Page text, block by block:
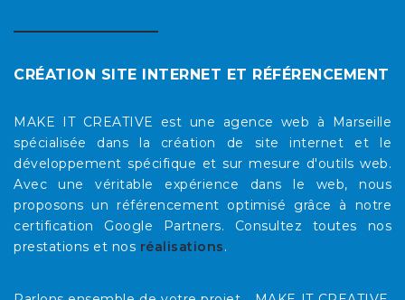
CRÉATION SITE INTERNET ET RÉFÉRENCEMENT
MAKE IT CREATIVE est une agence web à Marseille
spécialisée dans la création de site internet et le
développement spécifique et sur mesure d'outils web.
Avec une véritable expérience dans le web, nous
proposons un référencement optimisé grâce à notre
certification Google Partners. Consultez toutes nos
prestations et nos réalisations.